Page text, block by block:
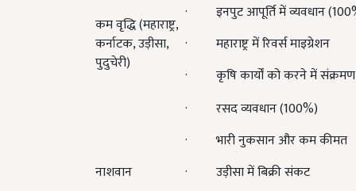
कम वृद्धि (महाराष्ट्र,
कर्नाटक, उड़ीसा,
पुदुचेरी)
· इनपुट आपूर्ति में व्यवधान
· महाराष्ट्र में रिवर्स माइग्रेशन
· कृषि कार्यों को करने में
नाशवान
· रसद व्यवधान (100%)
· भारी नुकसान और कम कीमत
· उड़ीसा में बिक्री संकट